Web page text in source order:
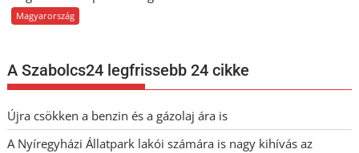
Magyarország
A Szabolcs24 legfrissebb 24 cikke
Újra csökken a benzin és a gázolaj ára is
A Nyíregyházi Állatpark lakói számára is nagy kihívás az